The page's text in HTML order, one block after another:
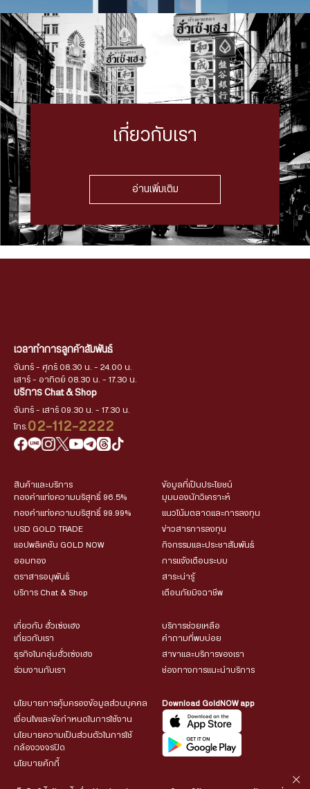
เกี่ยวกับเรา
อ่านเพิ่มเติม
เวลาทำการลูกค้าสัมพันธ์
จันทร์ - ศุกร์ 08.30 น. - 24.00 น.
เสาร์ - อาทิตย์ 08.30 น. - 17.30 น.
บริการ Chat & Shop
จันทร์ - เสาร์ 09.30 น. - 17.30 น.
โทร. 02-112-2222
สินค้าและบริการ
ทองคำแท่งความบริสุทธิ์ 96.5%
ทองคำแท่งความบริสุทธิ์ 99.99%
USD GOLD TRADE
แอปพลิเคชัน GOLD NOW
ออมทอง
ตราสารอนุพันธ์
บริการ Chat & Shop
ข้อมูลที่เป็นประโยชน์
มุมมองนักวิเคราะห์
แนวโน้มตลาดและการลงทุน
ข่าวสารการลงทุน
กิจกรรมและประชาสัมพันธ์
การแจ้งเตือนระบบ
สาระน่ารู้
เตือนภัยมิจฉาชีพ
เกี่ยวกับ ฮั่วเซ่งเฮง
เกี่ยวกับเรา
ธุรกิจในกลุ่มฮั่วเซ่งเฮง
ร่วมงานกับเรา
บริการช่วยเหลือ
คำถามที่พบบ่อย
สาขาและบริการของเรา
ช่องทางการแนะนำบริการ
นโยบายการคุ้มครองข้อมูลส่วนบุคคล
เงื่อนไขและข้อกำหนดในการใช้งาน
นโยบายความเป็นส่วนตัวในการใช้
กล้องวงจรปิด
นโยบายคุ้กกี้
Download GoldNOW app